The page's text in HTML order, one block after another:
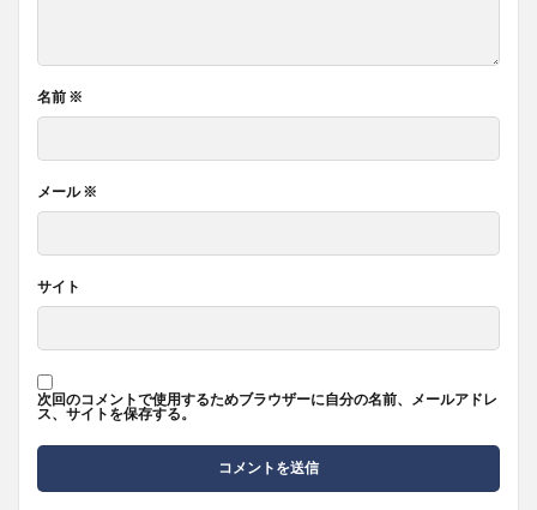
名前 ※
メール※
サイト
次回のコメントで使用するためブラウザーに自分の名前、メールアドレ
ス、サイトを保存する。